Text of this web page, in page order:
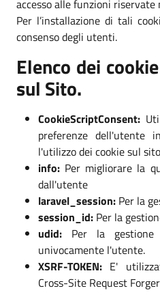
accesso alle funzioni riservate
Per l’installazione di tali
consenso degli utenti.
Elenco dei
sul Sito.
CookieScriptConsent:
preferenze dell'utente
l'utilizzo dei cookie sul sito
info: Per migliorare la
dall'utente
laravel_session: Per la
session_id: Per la
udid: Per la gestione
univocamente l'utente.
XSRF-TOKEN: E'
Cross-Site Request